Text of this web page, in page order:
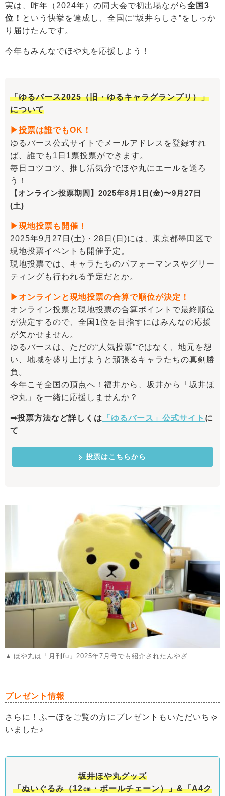
実は、昨年（2024年）の同大会で初出場ながら全国3
位！ という快挙を達成し、全国に“坂井らしさ”をしっか
り届けたんです。
今年もみんなでほや丸を応援しよう！
「ゆるバース2025（旧・ゆるキャラグランプリ）」
について
▶投票は誰でもOK！
ゆるバース公式サイトでメールアドレスを登録すれ
ば、誰でも1日1票投票ができます。
毎日コツコツ、推し活気分でほや丸にエールを送ろ
う！
【オンライン投票期間】2025年8月1日(金)〜9月27日
(土)
▶現地投票も開催！
2025年9月27日(土)・28日(日)には、東京都墨田区で
現地投票イベントも開催予定。
現地投票では、キャラたちのパフォーマンスやグリー
ティングも行われる予定だとか。
▶オンラインと現地投票の合算で順位が決定！
オンライン投票と現地投票の合算ポイントで最終順位
が決定するので、全国1位を目指すにはみんなの応援
が欠かせません。
ゆるバースは、ただの“人気投票”ではなく、地元を想
い、地域を盛り上げようと頑張るキャラたちの真剣勝
負。
今年こそ全国の頂点へ！福井から、坂井から「坂井ほ
や丸」を一緒に応援しませんか？
➡投票方法など詳しくは 「ゆるバース」公式サイト に
て
投票はこちらから
ほや丸は「月刊fu」2025年7月号でも紹介されたんやざ
プレゼント情報
さらに！ふーぽをご覧の方にプレゼントもいただいちゃ
いました♪
坂井ほや丸グッズ
「ぬいぐるみ（12㎝・ボールチェーン）」&「A4ク